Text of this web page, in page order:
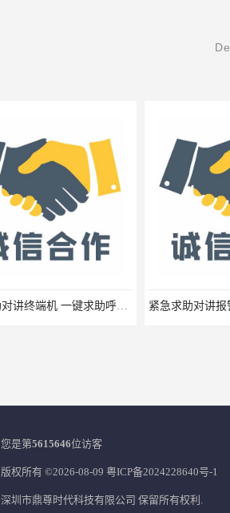
紧急求助对讲终端机 一键求助呼叫报警器IP分机生产厂家
您是第5615646位访客
版权所有 ©2026-08-09 粤ICP备2024228640号-1
深圳市鼎尊时代科技有限公司 保留所有权利.